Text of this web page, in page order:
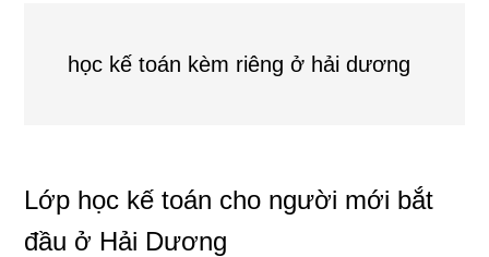
học kế toán kèm riêng ở hải dương
Lớp học kế toán cho người mới bắt
đầu ở Hải Dương